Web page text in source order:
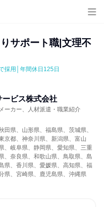
サポート職|文理不
採用│年間休日125日
ービス株式会社
ーカー、人材派遣・職業紹介
県、山形県、福島県、茨城県、
京都、神奈川県、新潟県、富山
、岐阜県、静岡県、愛知県、三重
、奈良県、和歌山県、鳥取県、島
県、香川県、愛媛県、高知県、福
県、宮崎県、鹿児島県、沖縄県